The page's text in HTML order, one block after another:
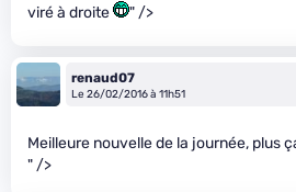
viré à droite " />
renaud07
Le 26/02/2016 à 11h51
Meilleure nouvelle de la journée, plus
" />